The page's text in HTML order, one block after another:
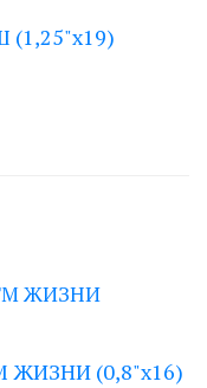
(1,25"х19)
ЖИЗНИ (0,8"х16)